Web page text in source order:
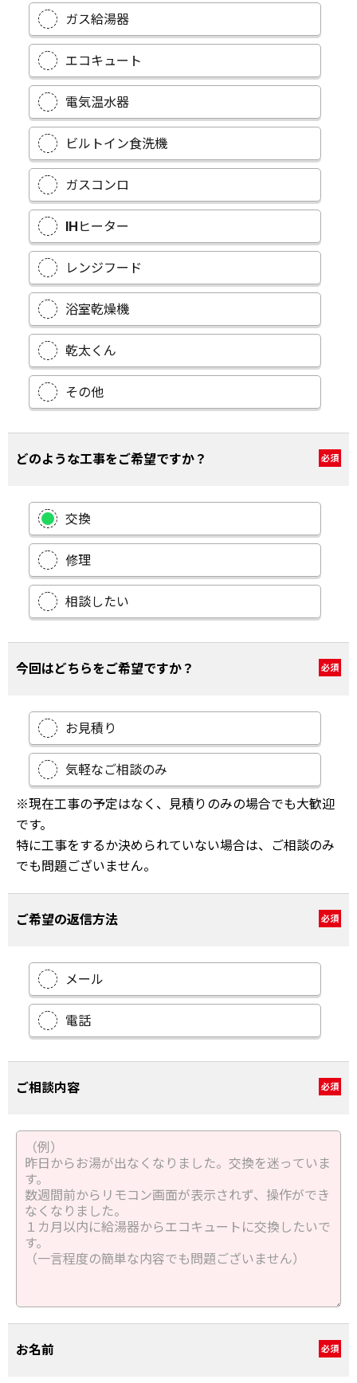
ガス給湯器
エコキュート
電気温水器
ビルトイン食洗機
ガスコンロ
IHヒーター
レンジフード
浴室乾燥機
乾太くん
その他
どのような工事をご希望ですか？ 必須
交換
修理
相談したい
今回はどちらをご希望ですか？ 必須
お見積り
気軽なご相談のみ
※現在工事の予定はなく、見積りのみの場合でも大歓迎
です。
特に工事をするか決められていない場合は、ご相談のみ
でも問題ございません。
ご希望の返信方法 必須
メール
電話
ご相談内容 必須
お名前 必須